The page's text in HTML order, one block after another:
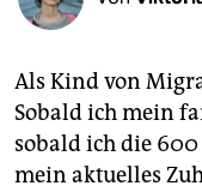
fragen & hilfe
unterstützen
abo
genossenschaft
Als Kind von
Sobald ich mein
sobald ich die
mein aktuelles